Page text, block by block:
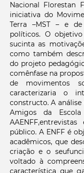
Nacional Florestan
iniciativa do
Terra –MST – e
políticos. O
sucinta as
como também
do projeto
comênfase na
de movimentos
caracterizaria o
constructo. A
Amigos da
público. A ENFF é
acadêmicos, que
criação e o
voltado à
característica que